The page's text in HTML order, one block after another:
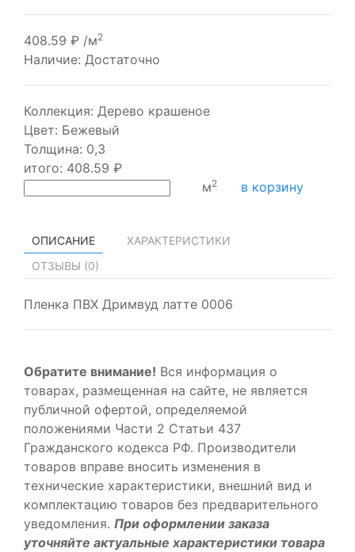
408.59 ₽ /м2
Наличие: Достаточно
Коллекция: Дерево крашеное
Цвет: Бежевый
Толщина: 0,3
итого: 408.59 ₽
м2 в корзину
ОПИСАНИЕ
ХАРАКТЕРИСТИКИ
ОТЗЫВЫ (0)
Пленка ПВХ Дримвуд латте 0006
Обратите внимание! Вся информация о
товарах, размещенная на сайте, не является
публичной офертой, определяемой
положениями Части 2 Статьи 437
Гражданского кодекса РФ. Производители
товаров вправе вносить изменения в
технические характеристики, внешний вид и
комплектацию товаров без предварительного
уведомления. При оформлении заказа
уточняйте актуальные характеристики товара